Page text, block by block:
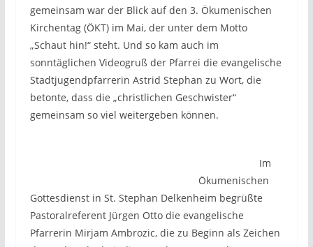
gemeinsam war der Blick auf den 3. Ökumenischen
Kirchentag (ÖKT) im Mai, der unter dem Motto
„Schaut hin!“ steht. Und so kam auch im
sonntäglichen Videogruß der Pfarrei die evangelische
Stadtjugendpfarrerin Astrid Stephan zu Wort, die
betonte, dass die „christlichen Geschwister“
gemeinsam so viel weitergeben können.
Im
Ökumenischen
Gottesdienst in St. Stephan Delkenheim begrüßte
Pastoralreferent Jürgen Otto die evangelische
Pfarrerin Mirjam Ambrozic, die zu Beginn als Zeichen